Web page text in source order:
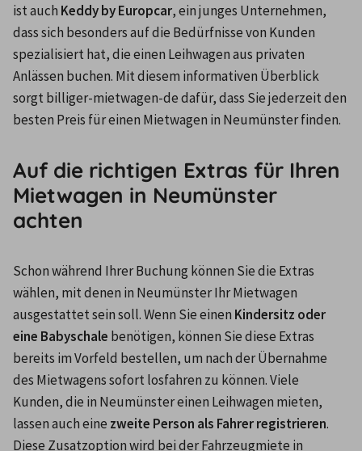
ist auch Keddy by Europcar, ein junges Unternehmen,
dass sich besonders auf die Bedürfnisse von Kunden
spezialisiert hat, die einen Leihwagen aus privaten
Anlässen buchen. Mit diesem informativen Überblick
sorgt billiger-mietwagen-de dafür, dass Sie jederzeit den
besten Preis für einen Mietwagen in Neumünster finden.
Auf die richtigen Extras für Ihren
Mietwagen in Neumünster
achten
Schon während Ihrer Buchung können Sie die Extras
wählen, mit denen in Neumünster Ihr Mietwagen
ausgestattet sein soll. Wenn Sie einen Kindersitz oder
eine Babyschale benötigen, können Sie diese Extras
bereits im Vorfeld bestellen, um nach der Übernahme
des Mietwagens sofort losfahren zu können. Viele
Kunden, die in Neumünster einen Leihwagen mieten,
lassen auch eine zweite Person als Fahrer registrieren.
Diese Zusatzoption wird bei der Fahrzeugmiete in